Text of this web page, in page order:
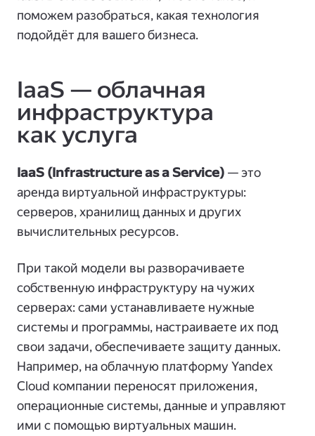
поможем разобраться, какая технология
подойдёт для вашего бизнеса.
IaaS — облачная
инфраструктура
как услуга
IaaS (Infrastructure as a Service) — это
аренда виртуальной инфраструктуры:
серверов, хранилищ данных и других
вычислительных ресурсов.
При такой модели вы разворачиваете
собственную инфраструктуру на чужих
серверах: сами устанавливаете нужные
системы и программы, настраиваете их под
свои задачи, обеспечиваете защиту данных.
Например, на облачную платформу Yandex
Cloud компании переносят приложения,
операционные системы, данные и управляют
ими с помощью виртуальных машин.